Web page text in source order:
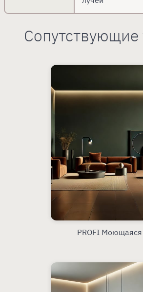
Сопутствующие
PROFI Моющаяся